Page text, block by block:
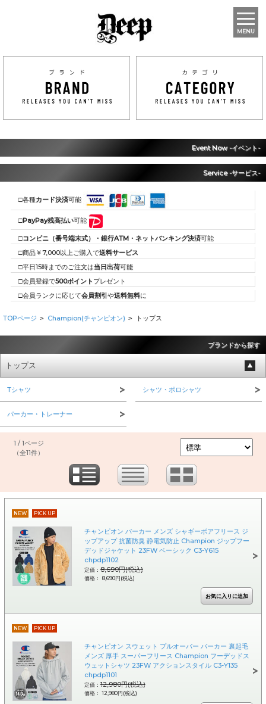
MENU
Event Now -イベント-
Service -サービス-
□各種カード決済可能
□PayPay残高払い可能
□コンビニ（番号端末式）・銀行ATM・ネットバンキング決済可能
□商品￥7,000以上ご購入で送料サービス
□平日15時までのご注文は当日出荷可能
□会員登録で500ポイント プレゼント
□会員ランクに応じて会員割引や送料無料に
TOPページ > Champion(チャンピオン) > トップス
ブランドから探す
トップス
Tシャツ
パーカー・トレーナー
シャツ・ポロシャツ
1 / 1ページ
（全11件）
NEW PICK UP
チャンピオン パーカー メンズ シャギーボアフリース ジ
ップアップ 抗菌防臭 静電気防止 Champion ジップフー
デッドジャケット 23FW ベーシック C3-Y615
chpdp1102
定価：8,690円(税込)
価格： 8,690円(税込)
NEW PICK UP
チャンピオン スウェット プルオーバー パーカー 裏起毛
メンズ 厚手 スーパーフリース Champion フーデッドス
ウェットシャツ 23FW アクションスタイル C3-Y135
chpdp1101
定価：12,980円(税込)
価格： 12,980円(税込)